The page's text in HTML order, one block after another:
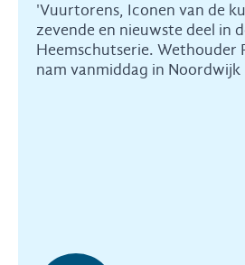
'Vuurtorens, Iconen van de
zevende en nieuwste deel in
Heemschutserie. Wethouder
nam vanmiddag in Noordwijk